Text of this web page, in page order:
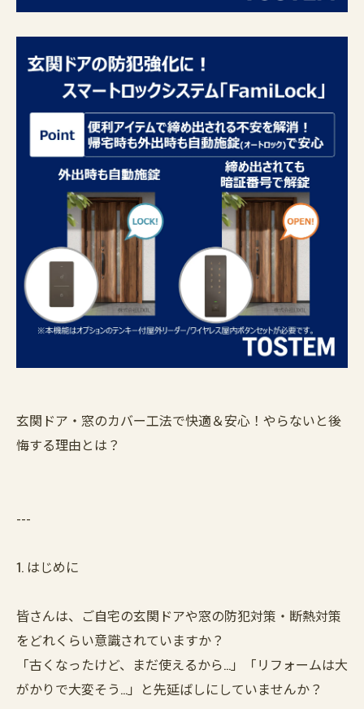
玄関ドア・窓のカバー工法で快適＆安心！やらないと後
悔する理由とは？
---
1. はじめに
皆さんは、ご自宅の玄関ドアや窓の防犯対策・断熱対策
をどれくらい意識されていますか？
「古くなったけど、まだ使えるから…」「リフォームは大
がかりで大変そう…」と先延ばしにしていませんか？